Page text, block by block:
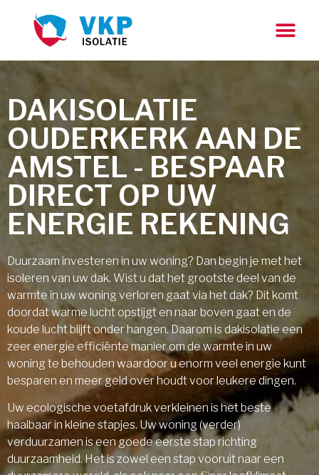
DAKISOLATIE
OUDERKERK AAN DE
AMSTEL - BESPAAR
DIRECT OP UW
ENERGIE REKENING
Duurzaam investeren in uw woning? Dan begin je met het
isoleren van uw dak. Wist u dat het grootste deel van de
warmte in uw woning verloren gaat via het dak? Dit komt
doordat warme lucht opstijgt en naar boven gaat en de
koude lucht blijft onder hangen. Daarom is dakisolatie een
zeer energie efficiënte manier om de warmte in uw
woning te behouden waardoor u enorm veel energie kunt
besparen en meer geld over houdt voor leukere dingen.
Uw ecologische voetafdruk verkleinen is het beste
haalbaar in kleine stapjes. Uw woning (verder)
verduurzamen is een goede eerste stap richting
duurzaamheid. Het is zowel een stap vooruit naar een